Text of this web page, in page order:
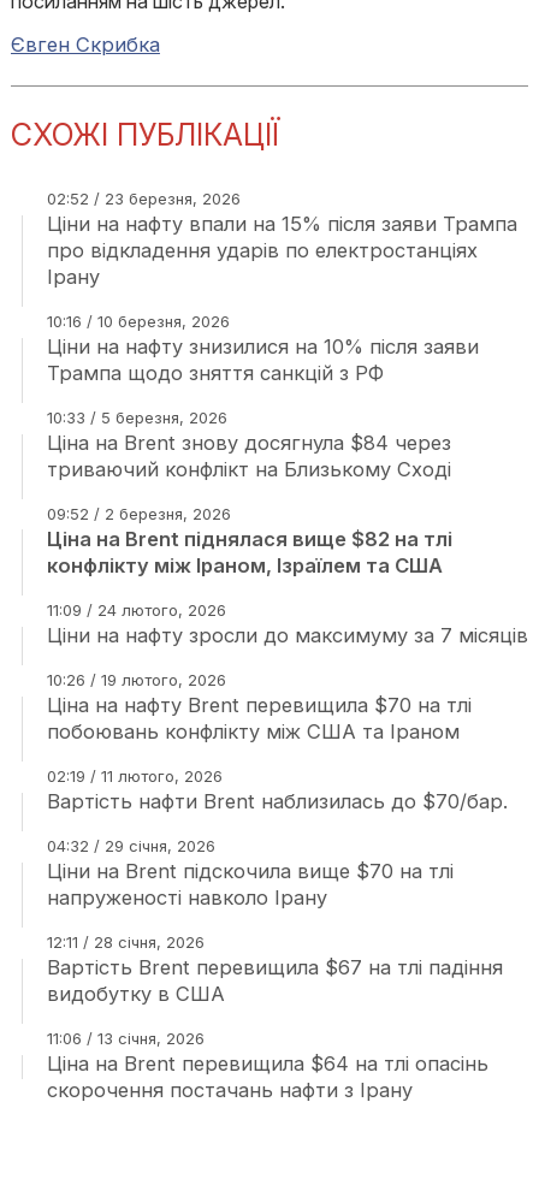
Євген Скрибка
СХОЖІ ПУБЛІКАЦІЇ
02:52 / 23 березня, 2026
Ціни на нафту впали на 15% після заяви Трампа
про відкладення ударів по електростанціях
Ірану
10:16 / 10 березня, 2026
Ціни на нафту знизилися на 10% після заяви
Трампа щодо зняття санкцій з РФ
10:33 / 5 березня, 2026
Ціна на Brent знову досягнула $84 через
триваючий конфлікт на Близькому Сході
09:52 / 2 березня, 2026
Ціна на Brent піднялася вище $82 на тлі
конфлікту між Іраном, Ізраїлем та США
11:09 / 24 лютого, 2026
Ціни на нафту зросли до максимуму за 7 місяців
10:26 / 19 лютого, 2026
Ціна на нафту Brent перевищила $70 на тлі
побоювань конфлікту між США та Іраном
02:19 / 11 лютого, 2026
Вартість нафти Brent наблизилась до $70/бар.
04:32 / 29 січня, 2026
Ціни на Brent підскочила вище $70 на тлі
напруженості навколо Ірану
12:11 / 28 січня, 2026
Вартість Brent перевищила $67 на тлі падіння
видобутку в США
11:06 / 13 січня, 2026
Ціна на Brent перевищила $64 на тлі опасінь
скорочення постачань нафти з Ірану